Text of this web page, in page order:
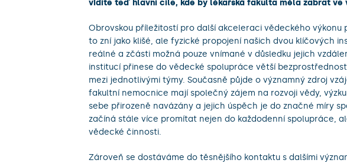
vidíte teď hlavní cíle, kde by lékařská fakulta měla zabrat ve
Obrovskou příležitostí pro další akceleraci vědeckého výkonu
to zní jako klišé, ale fyzické propojení našich dvou klíčových
reálné a zčásti možná pouze vnímané v důsledku jejich
institucí přinese do vědecké spolupráce větší
mezi jednotlivými týmy. Současně půjde o významný zdroj
fakultní nemocnice mají společný zájem na rozvoji vědy,
sebe přirozeně navázány a jejich úspěch je do značné míry
začíná stále více promítat nejen do každodenní spolupráce,
vědecké činnosti.
Zároveň se dostáváme do těsnějšího kontaktu s dalšími